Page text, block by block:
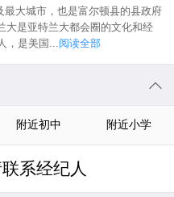
大城市，也是富尔顿县的县政府
大是亚特兰大都会圈的文化和经
，是美国...阅读全部
附近初中 附近小学
系经纪人